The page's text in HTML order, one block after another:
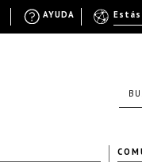
Estás
AYUDA